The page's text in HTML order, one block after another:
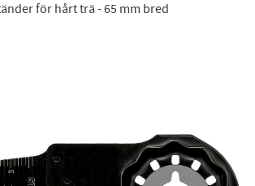
för hårt trä - 65 mm bred